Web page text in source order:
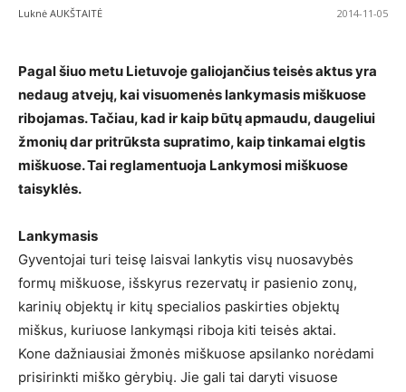
Luknė AUKŠTAITĖ 2014-11-05
Pagal šiuo metu Lietuvoje galiojančius teisės aktus yra
nedaug atvejų, kai visuomenės lankymasis miškuose
ribojamas. Tačiau, kad ir kaip būtų apmaudu, daugeliui
žmonių dar pritrūksta supratimo, kaip tinkamai elgtis
miškuose. Tai reglamentuoja Lankymosi miškuose
taisyklės.
Lankymasis
Gyventojai turi teisę laisvai lankytis visų nuosavybės
formų miškuose, išskyrus rezervatų ir pasienio zonų,
karinių objektų ir kitų specialios paskirties objektų
miškus, kuriuose lankymąsi riboja kiti teisės aktai.
Kone dažniausiai žmonės miškuose apsilanko norėdami
prisirinkti miško gėrybių. Jie gali tai daryti visuose